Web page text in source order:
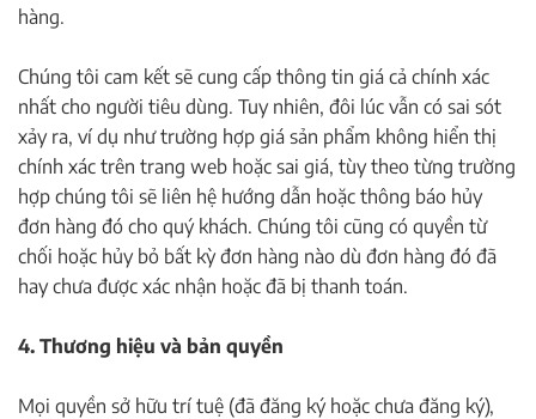
hàng.
Chúng tôi cam kết sẽ cung cấp thông tin giá cả chính xác
nhất cho người tiêu dùng. Tuy nhiên, đôi lúc vẫn có sai sót
xảy ra, ví dụ như trường hợp giá sản phẩm không hiển thị
chính xác trên trang web hoặc sai giá, tùy theo từng trường
hợp chúng tôi sẽ liên hệ hướng dẫn hoặc thông báo hủy
đơn hàng đó cho quý khách. Chúng tôi cũng có quyền từ
chối hoặc hủy bỏ bất kỳ đơn hàng nào dù đơn hàng đó đã
hay chưa được xác nhận hoặc đã bị thanh toán.
4. Thương hiệu và bản quyền
Mọi quyền sở hữu trí tuệ (đã đăng ký hoặc chưa đăng ký),